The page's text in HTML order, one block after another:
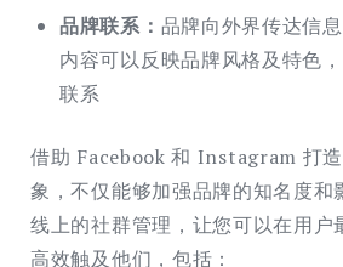
品牌联系： 品牌向外界传达信
内容可以反映品牌风格及特色
联系
借助 Facebook 和 Instagram 打
象，不仅能够加强品牌的知名度和
线上的社群管理，让您可以在用户
高效触及他们，包括：